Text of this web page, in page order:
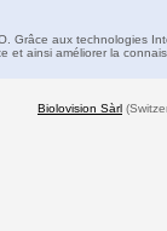
Grâce aux technologies
et ainsi améliorer la
Biolovision Sàrl